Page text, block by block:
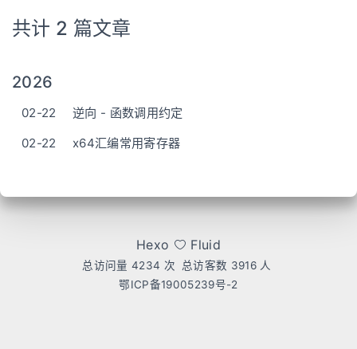
共计 2 篇文章
2026
02-22
逆向 - 函数调用约定
02-22
x64汇编常用寄存器
Hexo Fluid
总访问量4234 次 总访客数 3916人
鄂ICP备19005239号-2